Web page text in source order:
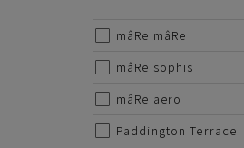
mâRe mâRe
mâRe sophis
mâRe aero
Paddington Terrace
22.5cm